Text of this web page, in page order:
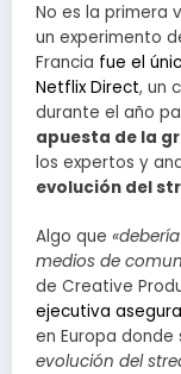
No es la primera
un experimento
Francia fue el
Netflix Direct, un
durante el año
apuesta de la
los expertos y
evolución del
Algo que
medios de
de Creative
ejecutiva asegura
en Europa donde
evolución del